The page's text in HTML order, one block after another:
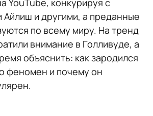
Айлиш и другими, а преданные
по всему миру. На тренд
внимание в Голливуде, а
объяснить: как зародился
феномен и почему он